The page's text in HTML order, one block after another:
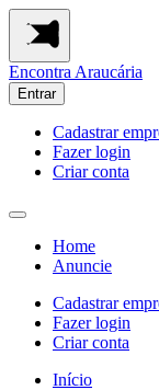
Encontra Araucária
Entrar
Cadastrar
Fazer login
Criar conta
Home
Anuncie
Cadastrar
Fazer login
Criar conta
Início